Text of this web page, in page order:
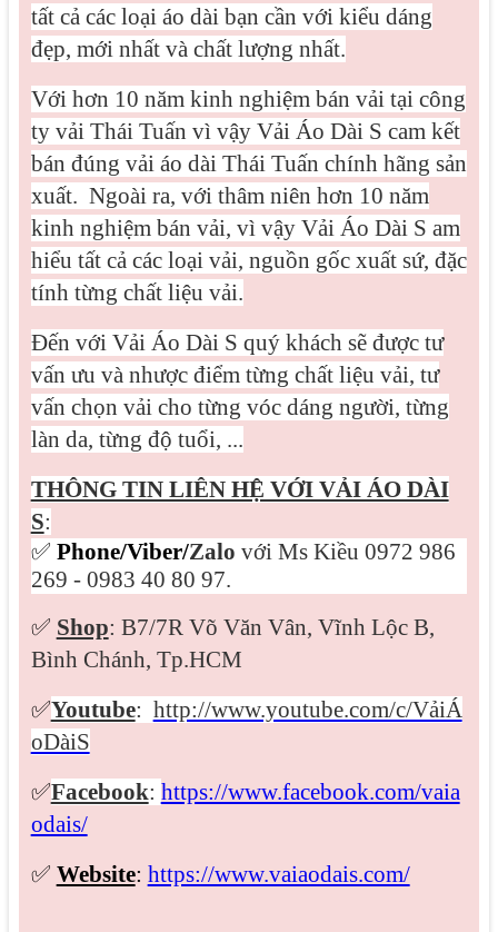
tất cả các loại áo dài bạn cần với kiểu dáng
đẹp, mới nhất và chất lượng nhất.
Với hơn 10 năm kinh nghiệm bán vải tại công
ty vải Thái Tuấn vì vậy Vải Áo Dài S cam kết
bán đúng vải áo dài Thái Tuấn chính hãng sản
xuất. Ngoài ra, với thâm niên hơn 10 năm
kinh nghiệm bán vải, vì vậy Vải Áo Dài S am
hiểu tất cả các loại vải, nguồn gốc xuất sứ, đặc
tính từng chất liệu vải.
Đến với Vải Áo Dài S quý khách sẽ được tư
vấn ưu và nhược điểm từng chất liệu vải, tư
vấn chọn vải cho từng vóc dáng người, từng
làn da, từng độ tuổi, ...
THÔNG TIN LIÊN HỆ VỚI VẢI ÁO DÀI
S:
✅ Phone/Viber/Zalo với Ms Kiều 0972 986
269 - 0983 40 80 97.
✅ Shop: B7/7R Võ Văn Vân, Vĩnh Lộc B,
Bình Chánh, Tp.HCM
✅Youtube: http://www.youtube.com/c/VảiÁ
oDàiS
✅Facebook: https://www.facebook.com/vaia
odais/
✅ Website: https://www.vaiaodais.com/